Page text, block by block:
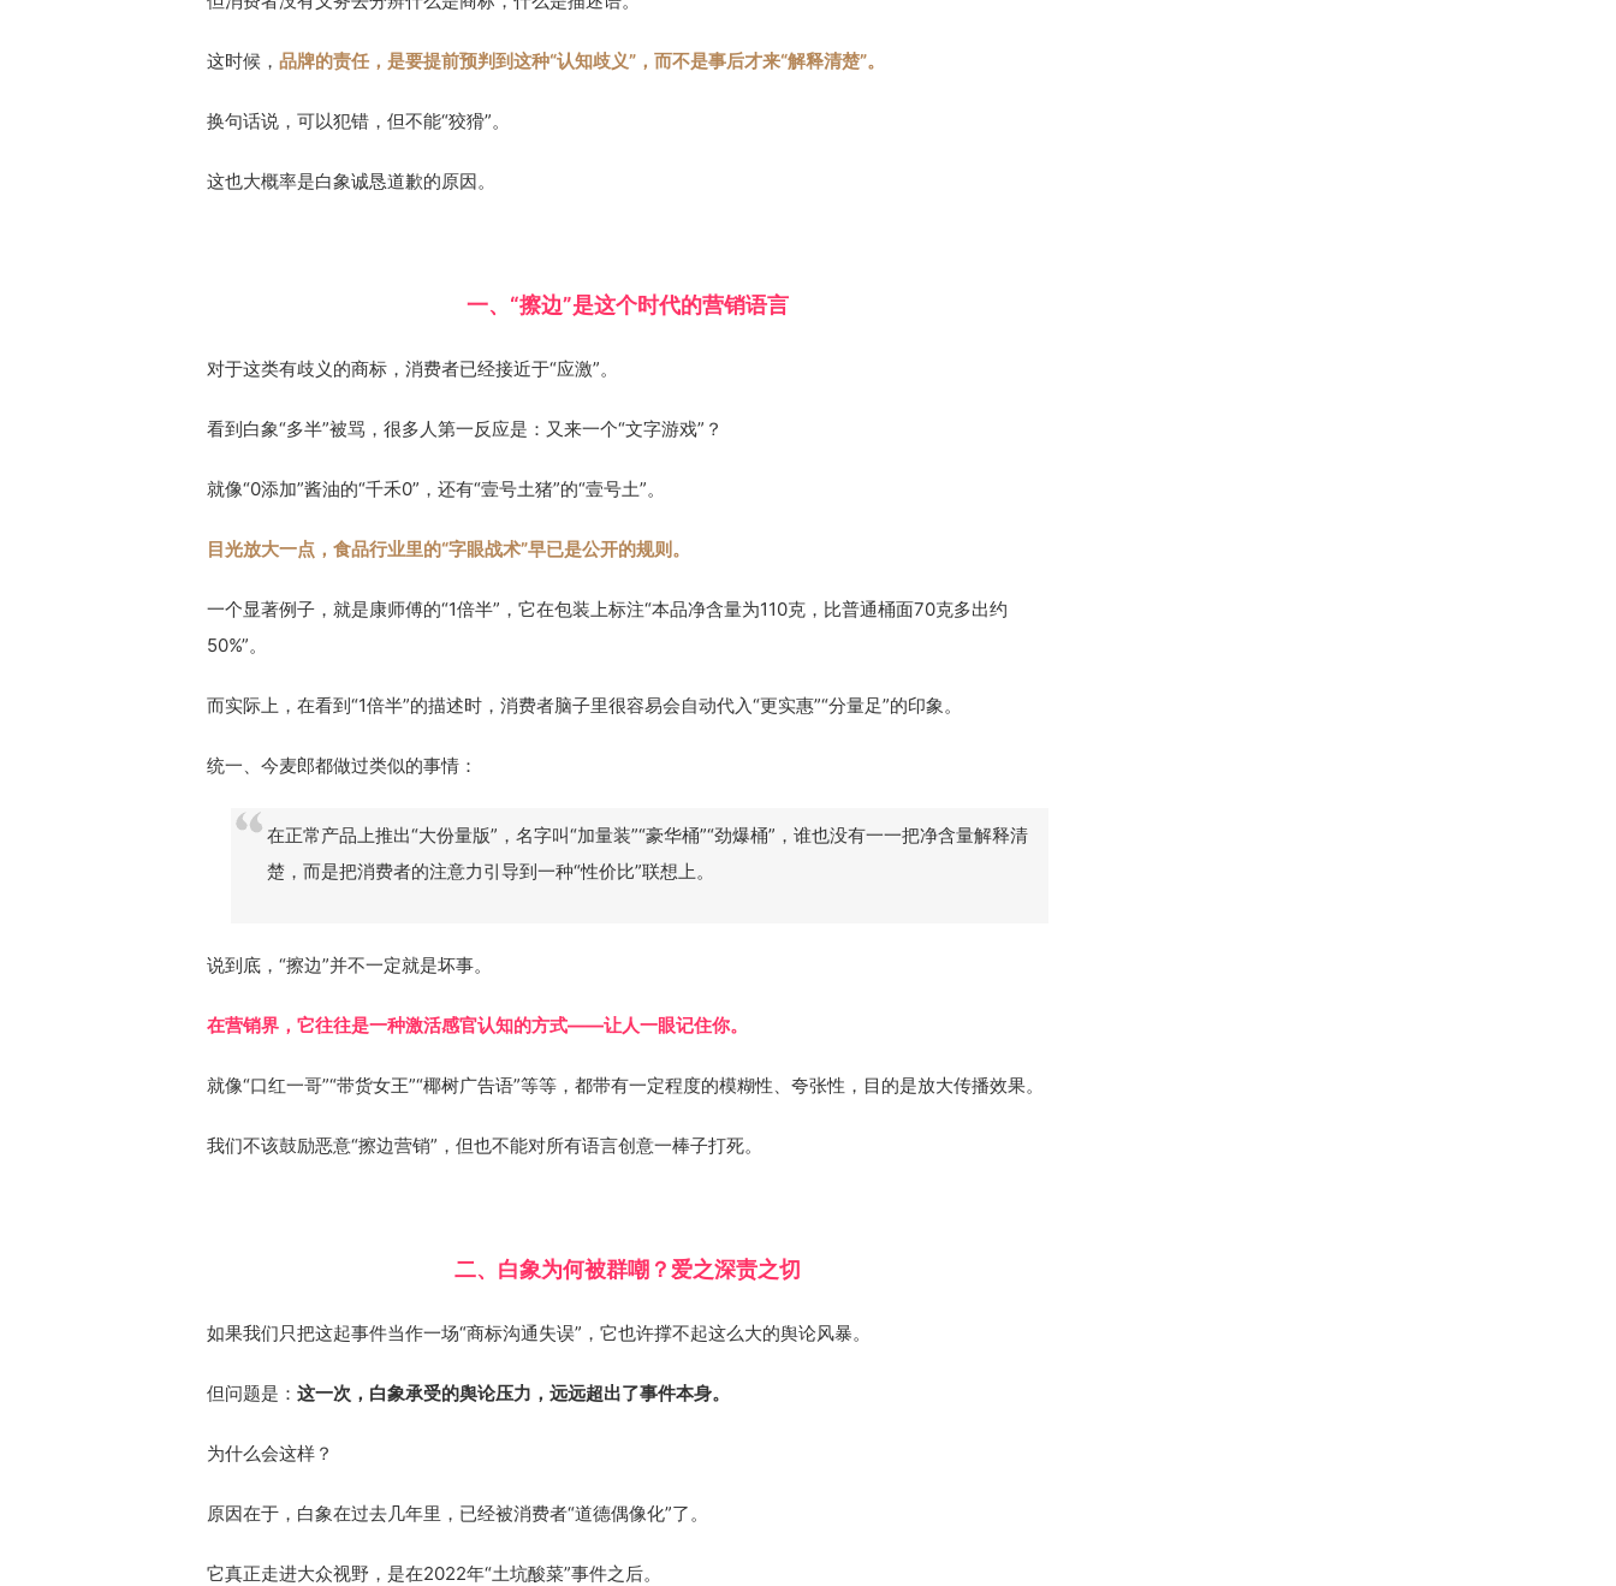
这时候， 品牌的责任，是要提前预判到这种“认知歧义”，而不是事后才来“解释清楚”。
换句话说，可以犯错，但不能“狡猾”。
这也大概率是白象诚恳道歉的原因。
一、“擦边”是这个时代的营销语言
对于这类有歧义的商标，消费者已经接近于“应激”。
看到白象“多半”被骂，很多人第一反应是：又来一个“文字游戏”？
就像“0添加”酱油的“千禾0”，还有“壹号土猪”的“壹号土”。
目光放大一点，食品行业里的“字眼战术”早已是公开的规则。
一个显著例子，就是康师傅的“1倍半”，它在包装上标注“本品净含量为110克，比普通桶面70克多出约
50%”。
而实际上，在看到“1倍半”的描述时，消费者脑子里很容易会自动代入“更实惠”“分量足”的印象。
统一、今麦郎都做过类似的事情：
在正常产品上推出“大份量版”，名字叫“加量装”“豪华桶”“劲爆桶”，谁也没有一一把净含量解释清
楚，而是把消费者的注意力引导到一种“性价比”联想上。
说到底，“擦边”并不一定就是坏事。
在营销界，它往往是一种激活感官认知的方式——让人一眼记住你。
就像“口红一哥”“带货女王”“椰树广告语”等等，都带有一定程度的模糊性、夸张性，目的是放大传播效果。
我们不该鼓励恶意“擦边营销”，但也不能对所有语言创意一棒子打死。
二、白象为何被群嘲？爱之深责之切
如果我们只把这起事件当作一场“商标沟通失误”，它也许撑不起这么大的舆论风暴。
但问题是： 这一次，白象承受的舆论压力，远远超出了事件本身。
为什么会这样？
原因在于，白象在过去几年里，已经被消费者“道德偶像化”了。
它真正走进大众视野，是在2022年“土坑酸菜”事件之后。